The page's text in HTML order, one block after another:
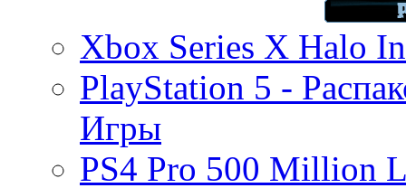
Xbox Series X Halo
PlayStation 5 -
Игры
PS4 Pro 500 Million